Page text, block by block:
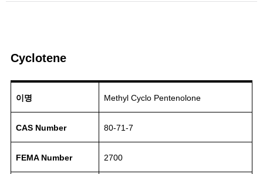
Cyclotene
이명 Methyl Cyclo Pentenolone
CAS Number 80-71-7
FEMA Number 2700